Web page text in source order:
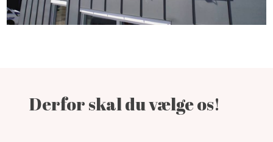
​Derfor skal du vælge os!